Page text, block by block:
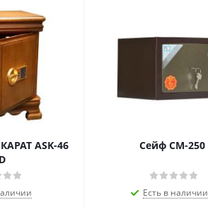
ASK-46
Сейф СМ-250
Есть в наличии